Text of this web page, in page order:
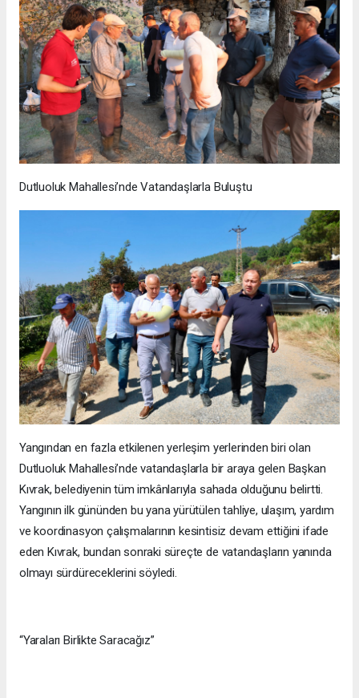
Dutluoluk Mahallesi’nde Vatandaşlarla Buluştu
Yangından en fazla etkilenen yerleşim yerlerinden biri olan
Dutluoluk Mahallesi’nde vatandaşlarla bir araya gelen Başkan
Kıvrak, belediyenin tüm imkânlarıyla sahada olduğunu belirtti.
Yangının ilk gününden bu yana yürütülen tahliye, ulaşım, yardım
ve koordinasyon çalışmalarının kesintisiz devam ettiğini ifade
eden Kıvrak, bundan sonraki süreçte de vatandaşların yanında
olmayı sürdüreceklerini söyledi.
“Yaraları Birlikte Saracağız”